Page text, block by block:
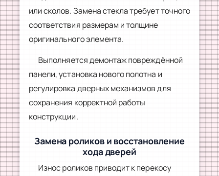
или сколов. Замена стекла требует точного
соответствия размерам и толщине
оригинального элемента.
Выполняется демонтаж повреждённой
панели, установка нового полотна и
регулировка дверных механизмов для
сохранения корректной работы
конструкции.
Замена роликов и восстановление
хода дверей
Износ роликов приводит к перекосу